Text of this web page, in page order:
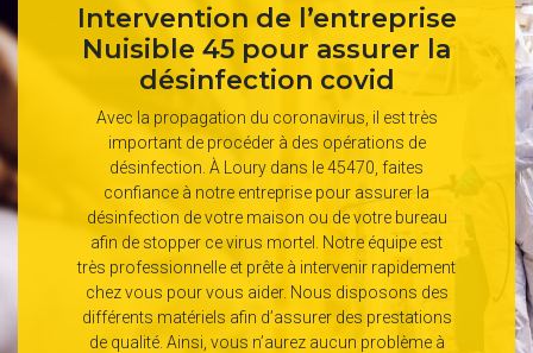
Intervention de l’entreprise
Nuisible 45 pour assurer la
désinfection covid
Avec la propagation du coronavirus, il est très
important de procéder à des opérations de
désinfection. À Loury dans le 45470, faites
confiance à notre entreprise pour assurer la
désinfection de votre maison ou de votre bureau
afin de stopper ce virus mortel. Notre équipe est
très professionnelle et prête à intervenir rapidement
chez vous pour vous aider. Nous disposons des
différents matériels afin d’assurer des prestations
de qualité. Ainsi, vous n’aurez aucun problème à